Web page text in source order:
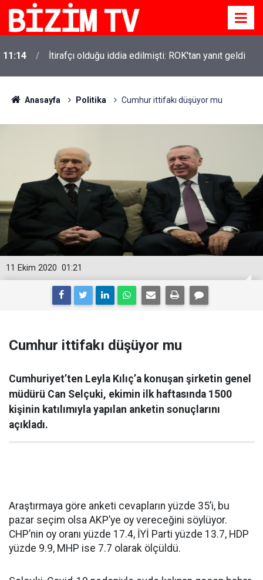
11:14 İtirafçı olduğu iddia edilmişti: ROK'tan yanıt geldi
Anasayfa Politika Cumhur ittifakı düşüyor mu
01:21
11 Ekim 2020
Cumhur ittifakı düşüyor mu
Cumhuriyet’ten Leyla Kılıç’a konuşan şirketin genel
müdürü Can Selçuki, ekimin ilk haftasında 1500
kişinin katılımıyla yapılan anketin sonuçlarını
açıkladı.
Araştırmaya göre anketi cevapların yüzde 35’i, bu
pazar seçim olsa AKP’ye oy vereceğini söylüyor.
CHP’nin oy oranı yüzde 17.4, İYİ Parti yüzde 13.7, HDP
yüzde 9.9, MHP ise 7.7 olarak ölçüldü.